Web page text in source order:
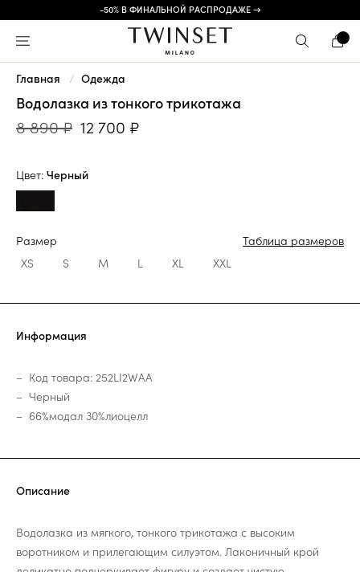
-50% В ФИНАЛЬНОЙ РАСПРОДАЖЕ →
Главная Одежда
Водолазка из тонкого трикотажа
8 890 ₽ 12 700 ₽
Цвет: Черный
Размер
Таблица размеров
XS
S M L XL XXL
Информация
Код товара: 252LI2WAA
Черный
66%модал 30%лиоцелл
Описание
Водолазка из мягкого, тонкого трикотажа с высоким
воротником и прилегающим силуэтом. Лаконичный крой